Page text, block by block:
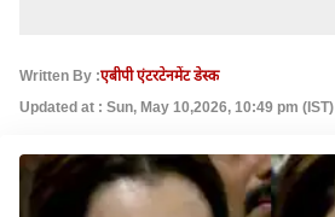
Written By :एबीपी एंटरटेनमेंट डेस्क
Updated at : Sun, May 10,2026, 10:49 pm (IST)